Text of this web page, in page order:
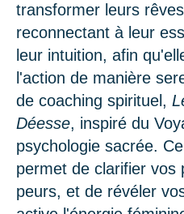
transformer leurs
reconnectant à leur
leur intuition, afin
l'action de manière
de coaching spirituel,
Déesse, inspiré du
psychologie sacrée.
permet de clarifier vos
peurs, et de révéler